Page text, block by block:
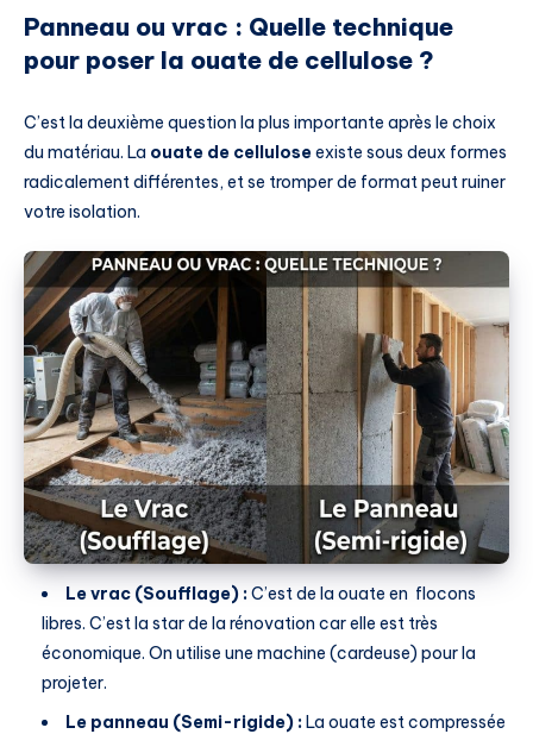
Panneau ou vrac : Quelle technique
pour poser la ouate de cellulose ?
C’est la deuxième question la plus importante après le choix
du matériau. La ouate de celluloseexiste sous deux formes
radicalement différentes, et se tromper de format peut ruiner
votre isolation.
Le vrac (Soufflage) :C’est de la ouate en flocons
libres. C’est la star de la rénovation car elle est très
économique. On utilise une machine (cardeuse) pour la
projeter.
Le panneau (Semi-rigide) :La ouate est compressée